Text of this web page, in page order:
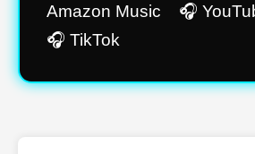
Amazon Music 🎧
🎧 TikTok